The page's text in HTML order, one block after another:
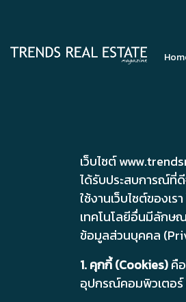
เว็บไซต์
ได้รับประสบการณ์ที่
ใช้งานเว็บไซต์ของเ
เทคโนโลยีอื่นมีลักษ
ข้อมูลส่วนบุคคล
1. คุกกี้ (Cookies)คื
อุปกรณ์คอมพิวเตอร์